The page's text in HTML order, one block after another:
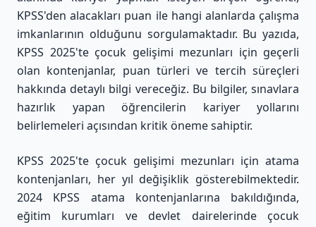
KPSS'den alacakları puan ile hangi alanlarda çalışma
imkanlarının olduğunu sorgulamaktadır. Bu yazıda,
KPSS 2025'te çocuk gelişimi mezunları için geçerli
olan kontenjanlar, puan türleri ve tercih süreçleri
hakkında detaylı bilgi vereceğiz. Bu bilgiler, sınavlara
hazırlık yapan öğrencilerin kariyer yollarını
belirlemeleri açısından kritik öneme sahiptir.
KPSS 2025'te çocuk gelişimi mezunları için atama
kontenjanları, her yıl değişiklik gösterebilmektedir.
2024 KPSS atama kontenjanlarına bakıldığında,
eğitim kurumları ve devlet dairelerinde çocuk